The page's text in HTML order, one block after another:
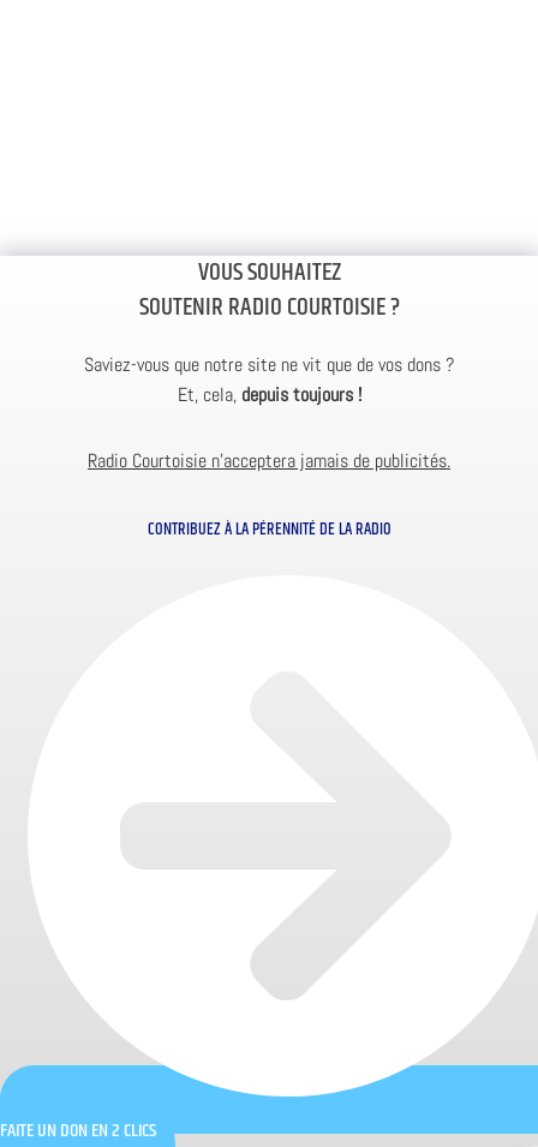
VOUS SOUHAITEZ
SOUTENIR RADIO COURTOISIE ?
Saviez-vous que notre site ne vit que de vos dons ?
Et, cela, depuis toujours !
Radio Courtoisie n’acceptera jamais de publicités.
CONTRIBUEZ À LA PÉRENNITÉ DE LA RADIO
FAITE UN DON EN 2 CLICS